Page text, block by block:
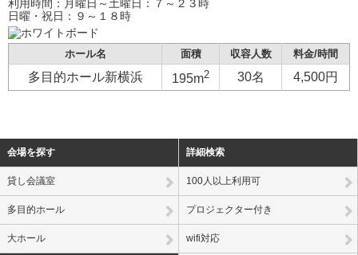
利用時間：月曜日～土曜日：７～２３時
日曜・祝日：９～１８時
ホール名 面積 収容人数 料金/時間
多目的ホール新横浜 195m2 30名 4,500円
会場を探す
貸し会議室
多目的ホール
大ホール
詳細検索
100人以上利用可
プロジェクター付き
wifi対応